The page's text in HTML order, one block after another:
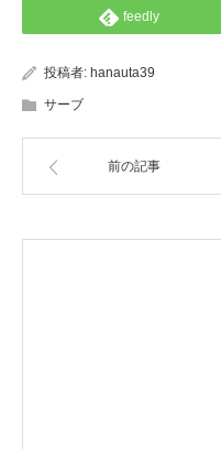
feedly
投稿者: hanauta39
サーブ
前の記事